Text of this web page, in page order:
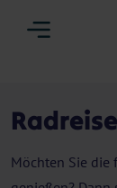
Möchten Sie die